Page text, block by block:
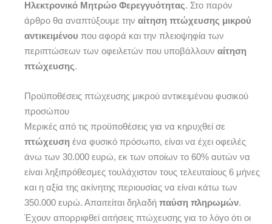
Ηλεκτρονικό Μητρώο Φερεγγυότητας. Στο παρόν
άρθρο θα αναπτύξουμε την αίτηση πτώχευσης μικρού
αντικειμένου που αφορά και την πλειοψηφία των
περιπτώσεων των οφειλετών που υποβάλλουν αίτηση
πτώχευσης.
Προϋποθέσεις πτώχευσης μικρού αντικειμένου φυσικού
προσώπου
Μερικές από τις προϋποθέσεις για να κηρυχθεί σε
πτώχευση ένα φυσικό πρόσωπο, είναι να έχει οφειλές
άνω των 30.000 ευρώ, εκ των οποίων το 60% αυτών να
είναι ληξιπρόθεσμες τουλάχιστον τους τελευταίους 6 μήνες
και η αξία της ακίνητης περιουσίας να είναι κάτω των
350.000 ευρώ. Απαιτείται δηλαδή παύση πληρωμών.
Έχουν απορριφθεί αιτήσεις πτώχευσης για το λόγο ότι οι